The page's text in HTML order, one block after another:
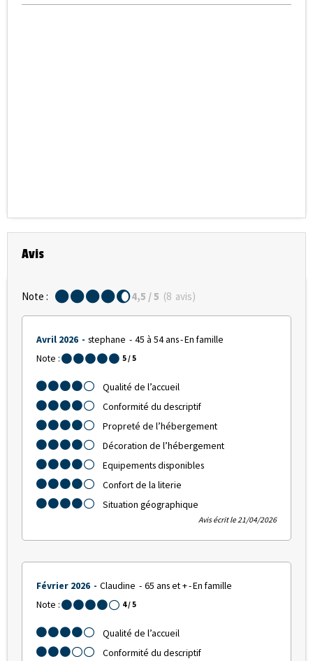
Avis
Note : 4,5 / 5 (8 avis)
Avril 2026 stephane 45 à 54 ans En famille
Note :
5/ 5
Qualité de l’accueil
Conformité du descriptif
Propreté de l’hébergement
Décoration de l’hébergement
Equipements disponibles
Confort de la literie
Situation géographique
Avis écrit le 21/04/2026
Février 2026 Claudine 65 ans et + En famille
Note :
4/ 5
Qualité de l’accueil
Conformité du descriptif